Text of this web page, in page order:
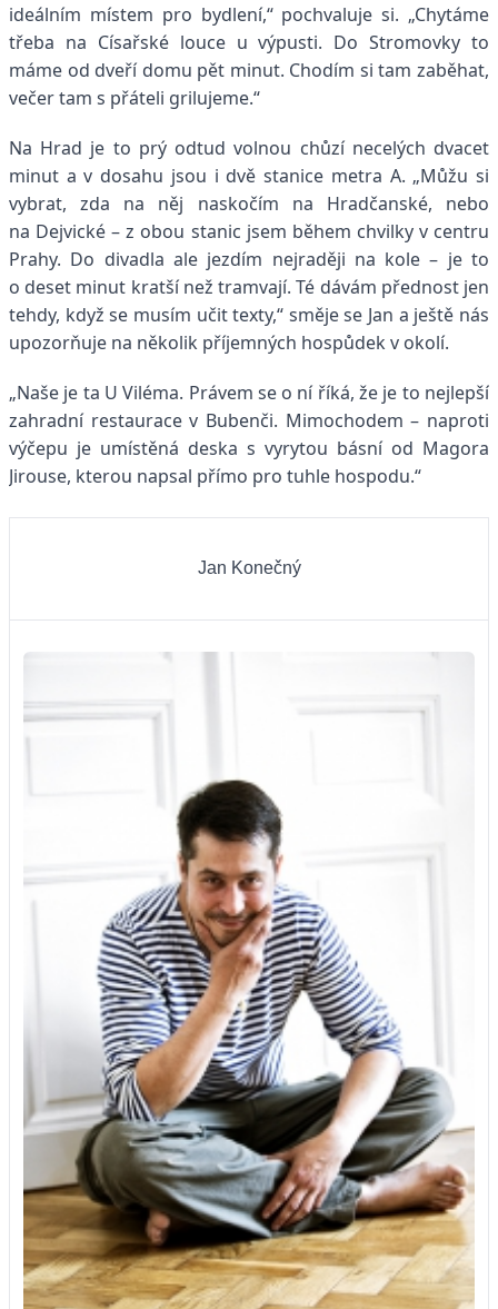
ideálním místem pro bydlení,“ pochvaluje si. „Chytáme
třeba na Císařské louce u výpusti. Do Stromovky to
máme od dveří domu pět minut. Chodím si tam zaběhat,
večer tam s přáteli grilujeme.“
Na Hrad je to prý odtud volnou chůzí necelých dvacet
minut a v dosahu jsou i dvě stanice metra A. „Můžu si
vybrat, zda na něj naskočím na Hradčanské, nebo
na Dejvické – z obou stanic jsem během chvilky v centru
Prahy. Do divadla ale jezdím nejraději na kole – je to
o deset minut kratší než tramvají. Té dávám přednost jen
tehdy, když se musím učit texty,“ směje se Jan a ještě nás
upozorňuje na několik příjemných hospůdek v okolí.
„Naše je ta U Viléma. Právem se o ní říká, že je to nejlepší
zahradní restaurace v Bubenči. Mimochodem – naproti
výčepu je umístěná deska s vyrytou básní od Magora
Jirouse, kterou napsal přímo pro tuhle hospodu.“
Jan Konečný